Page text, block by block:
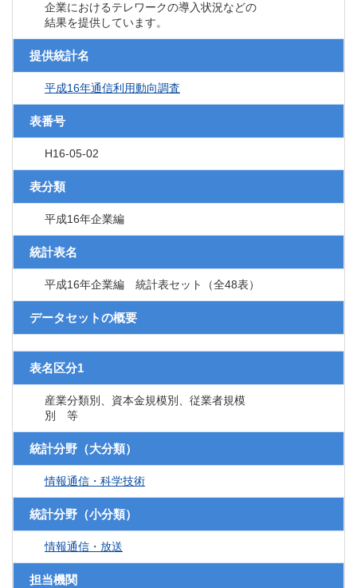
企業におけるテレワークの導入状況などの
結果を提供しています。
提供統計名
平成16年通信利用動向調査
表番号
H16-05-02
表分類
平成16年企業編
統計表名
平成16年企業編 統計表セット（全48表）
データセットの概要
表名区分1
産業分類別、資本金規模別、従業者規模
別 等
統計分野（大分類）
情報通信・科学技術
統計分野（小分類）
情報通信・放送
担当機関